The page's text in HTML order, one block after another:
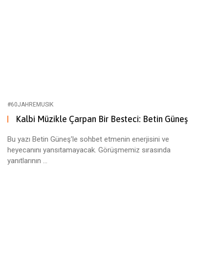
#60JAHREMUSIK
Kalbi Müzikle Çarpan Bir Besteci: Betin Güneş
Bu yazı Betin Güneş’le sohbet etmenin enerjisini ve
heyecanını yansıtamayacak. Görüşmemiz sırasında
yanıtlarının ...